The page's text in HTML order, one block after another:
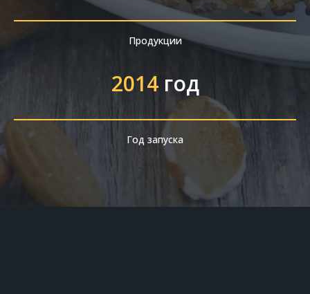
Продукции
2014 год
Год запуска